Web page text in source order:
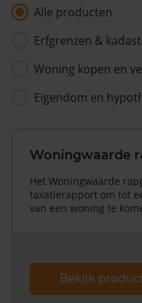
Alle producten
Erfgrenzen &
Woning kopen en
Eigendom en
Woningwaarde
Het Woningwaarde
taxatierapport om tot
van een woning te
Bekijk